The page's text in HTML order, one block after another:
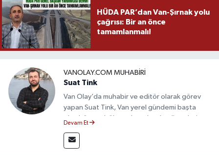
HÜDA PAR’dan Van-Şırnak yolu
çağrısı: Bir an önce
tamamlanmalı!
VANOLAY.COM MUHABIRI
Suat Tink
Van Olay’da muhabir ve editör olarak görev
yapan Suat Tink, Van yerel gündemi başta
olmak üzere bölgesel ve ulusal gelişmeleri
mezunu olan Tink, sahadan edindiği bilgilerle
doğruluk, tarafsızlık ve etik ilkeler
Devam Et